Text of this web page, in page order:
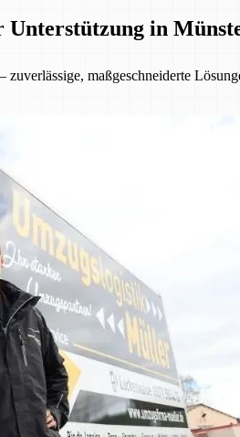
Unterstützung in
maßgeschneiderte